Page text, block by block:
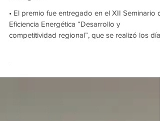
biogás
• El premio fue entregado en el XII Seminario
Eficiencia Energética “Desarrollo y
18...